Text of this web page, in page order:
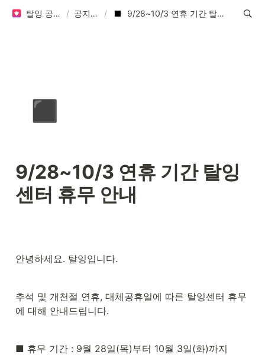
탈잉 공지사항 / 공지사항 / 9/28~10/3 연휴 기간 탈잉센터 휴무 안내
◾
9/28~10/3 연휴 기간 탈잉
센터 휴무 안내
안녕하세요. 탈잉입니다.
추석 및 개천절 연휴, 대체공휴일에 따른 탈잉센터 휴무
에 대해 안내드립니다.
■ 휴무 기간 : 9월 28일(목)부터 10월 3일(화)까지